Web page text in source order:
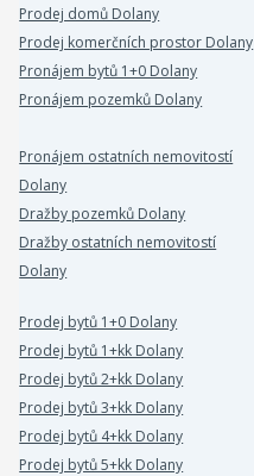
Prodej domů Dolany
Prodej komerčních prostor Dolany
Pronájem bytů 1+0 Dolany
Pronájem pozemků Dolany
Pronájem ostatních nemovitostí
Dolany
Dražby pozemků Dolany
Dražby ostatních nemovitostí
Dolany
Prodej bytů 1+0 Dolany
Prodej bytů 1+kk Dolany
Prodej bytů 2+kk Dolany
Prodej bytů 3+kk Dolany
Prodej bytů 4+kk Dolany
Prodej bytů 5+kk Dolany